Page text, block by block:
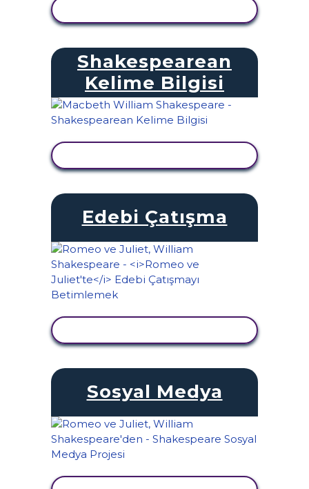
Shakespearean
Kelime Bilgisi
Edebi Çatışma
Sosyal Medya